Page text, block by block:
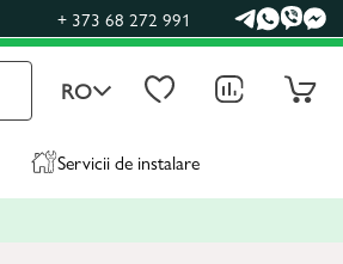
+ 373 68 272 991
RO
Servicii de instalare